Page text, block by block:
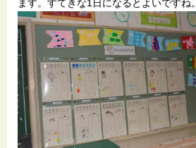
ます。すてきな1日になるとよいですね。